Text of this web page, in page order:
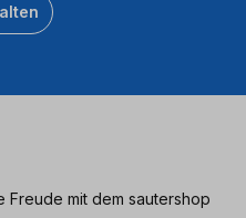
Freude mit dem sautershop